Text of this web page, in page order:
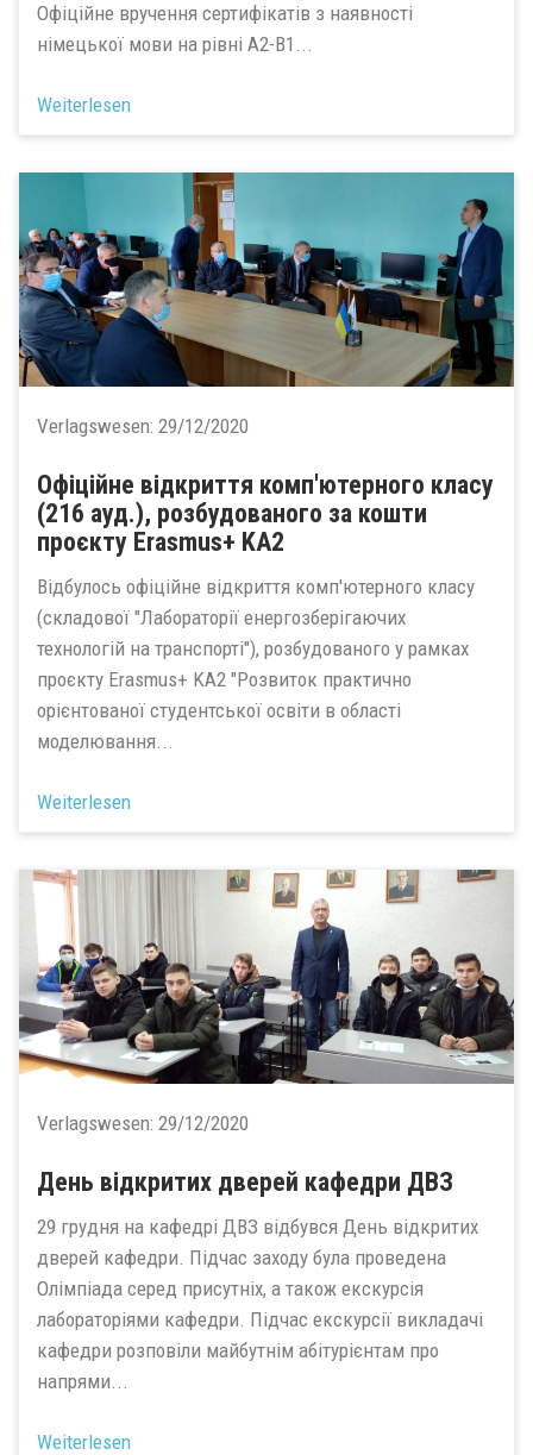
Офіційне вручення сертифікатів з наявності
німецької мови на рівні А2-В1...
Weiterlesen
Verlagswesen: 29/12/2020
Офіційне відкриття комп'ютерного класу
(216 ауд.), розбудованого за кошти
проєкту Erasmus+ KA2
Відбулось офіційне відкриття комп'ютерного класу
(складової "Лабораторії енергозберігаючих
технологій на транспорті"), розбудованого у рамках
проєкту Erasmus+ KA2 "Розвиток практично
орієнтованої студентської освіти в області
моделювання...
Weiterlesen
Verlagswesen: 29/12/2020
День відкритих дверей кафедри ДВЗ
29 грудня на кафедрі ДВЗ відбувся День відкритих
дверей кафедри. Підчас заходу була проведена
Олімпіада серед присутніх, а також екскурсія
лабораторіями кафедри. Підчас екскурсії викладачі
кафедри розповіли майбутнім абітурієнтам про
напрями...
Weiterlesen